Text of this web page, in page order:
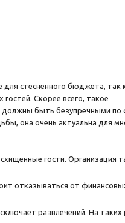
для стесненного бюджета, так
Скорее всего, такое
должны быть безупречными по
она очень актуальна для
гости. Организация
отказываться от
развлечений. На таких